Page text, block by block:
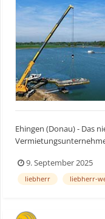
Ehingen (Donau) - Das
Raupenkran beim nahe
permanent im Einsatz.
9. September 2025
liebherr liebherr-